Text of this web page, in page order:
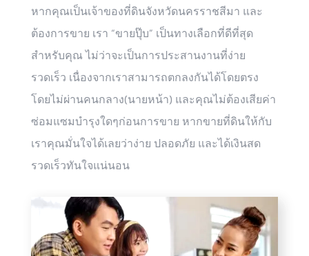
หากคุณเป็นเจ้าของที่ดินจังหวัดนครราชสีมา และ
ต้องการขาย เรา “ขายปุ๊บ” เป็นทางเลือกที่ดีที่สุด
สำหรับคุณ ไม่ว่าจะเป็นการประสานงานที่ง่าย
รวดเร็ว เนื่องจากเราสามารถตกลงกันได้โดยตรง
โดยไม่ผ่านคนกลาง(นายหน้า) และคุณไม่ต้องเสียค่า
ซ่อมแซมบำรุงใดๆก่อนการขาย หากขายที่ดินให้กับ
เราคุณมั่นใจได้เลยว่าง่าย ปลอดภัย และได้เงินสด
รวดเร็วทันใจแน่นอน